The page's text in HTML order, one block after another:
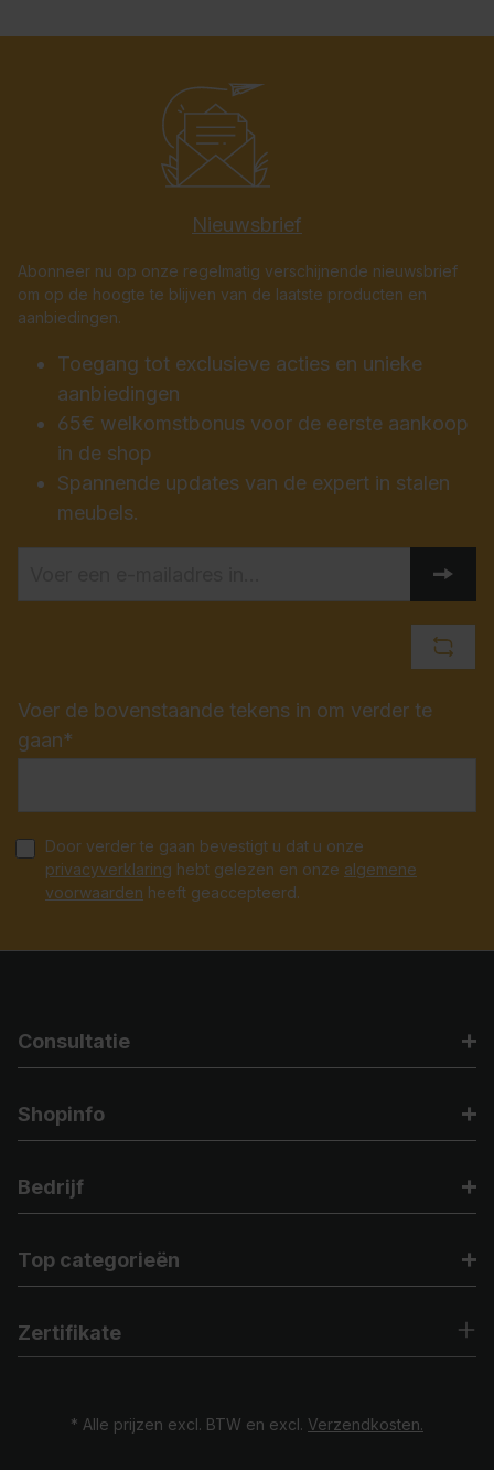
Nieuwsbrief
Abonneer nu op onze regelmatig verschijnende nieuwsbrief
om op de hoogte te blijven van de laatste producten en
aanbiedingen.
Toegang tot exclusieve acties en unieke
aanbiedingen
65€ welkomstbonus voor de eerste aankoop
in de shop
Spannende updates van de expert in stalen
meubels.
Voer de bovenstaande tekens in om verder te
gaan*
Door verder te gaan bevestigt u dat u onze
privacyverklaring hebt gelezen en onze algemene
voorwaarden heeft geaccepteerd.
Consultatie
Shopinfo
Bedrijf
Top categorieën
Zertifikate
* Alle prijzen excl. BTW en excl. Verzendkosten.